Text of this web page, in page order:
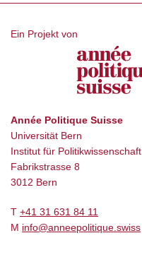
Ein Projekt von
Année Politique Suisse
Universität Bern
Institut für Politikwissenschaft
Fabrikstrasse 8
3012 Bern
T +41 31 631 84 11
M info@anneepolitique.swiss